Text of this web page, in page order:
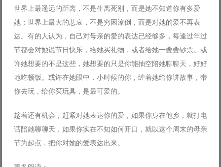
世界上最遥远的距离，不是生离死别，而是她不知道你有多爱
她；世界上最大的悲哀，不是穷困潦倒，而是对她的爱不再表
达。有的人认为，自己对母亲的爱的表达已经够多，每逢过年过
节都会对她说节日快乐，给她买礼物，或者给她一叠叠钞票。或
许她想要的不是这些，她想要的只是你能抽空陪她聊聊天，好好
地吃顿饭。或许在她眼中，小时候的你，缠着她给你讲故事，带
你去玩，给你买玩具，是最可爱的。
趁着还有机会，赶紧对她表达你的爱，如果你身在他乡，就打电
话陪她聊聊天，如果你实在不知如何开口，就以这个周末的母亲
节为起点，把你对她的爱表达出来。